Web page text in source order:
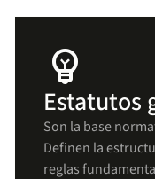
emoji_objects
Estatutos
Son la base
Definen la
reglas